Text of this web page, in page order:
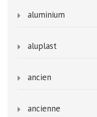
aluminium
aluplast
ancien
ancienne